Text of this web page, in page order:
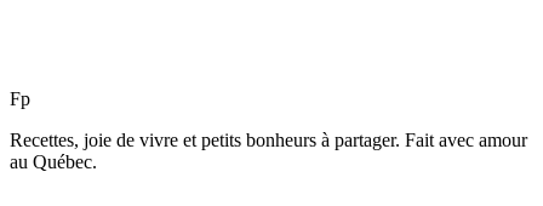
Fp
Recettes, joie de vivre et petits bonheurs à partager. Fait avec amour
au Québec.